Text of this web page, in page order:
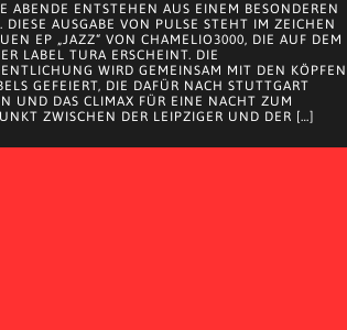
ABENDE ENTSTEHEN AUS EINEM BESONDEREN
DIESE AUSGABE VON PULSE STEHT IM ZEICHEN
EP „JAZZ“ VON CHAMELIO3000, DIE AUF DEM
LABEL TURA ERSCHEINT. DIE
WIRD GEMEINSAM MIT DEN KÖPFEN
GEFEIERT, DIE DAFÜR NACH STUTTGART
UND DAS CLIMAX FÜR EINE NACHT ZUM
ZWISCHEN DER LEIPZIGER UND DER […]